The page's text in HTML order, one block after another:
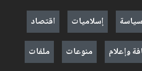
سياسة إسلاميات
اقتصاد
وإعلام منوعات ملفات